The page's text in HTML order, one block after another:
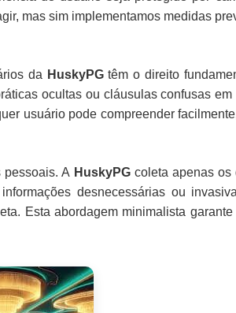
mas sim implementamos medidas
da HuskyPGtêm o direito
ocultas ou cláusulas confusas
usuário pode compreender
A HuskyPGcoleta apenas os
desnecessárias ou
Esta abordagem minimalista